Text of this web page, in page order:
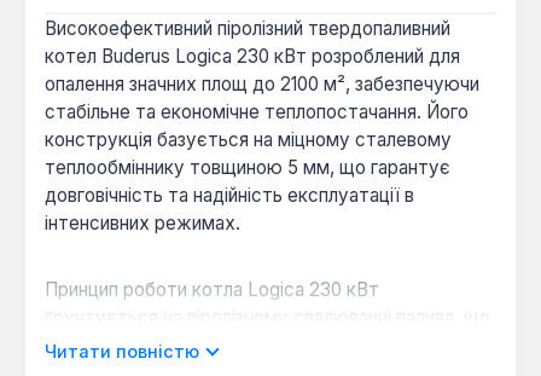
Високоефективний піролізний твердопаливний
котел Buderus Logica 230 кВт розроблений для
опалення значних площ до 2100 м², забезпечуючи
стабільне та економічне теплопостачання. Його
конструкція базується на міцному сталевому
теплообміннику товщиною 5 мм, що гарантує
довговічність та надійність експлуатації в
інтенсивних режимах.
Принцип роботи котла Logica 230 кВт
ґрунтується на піролізному спалюванні палива, що
передбачає термічне розкладання деревини або
Читати повністю